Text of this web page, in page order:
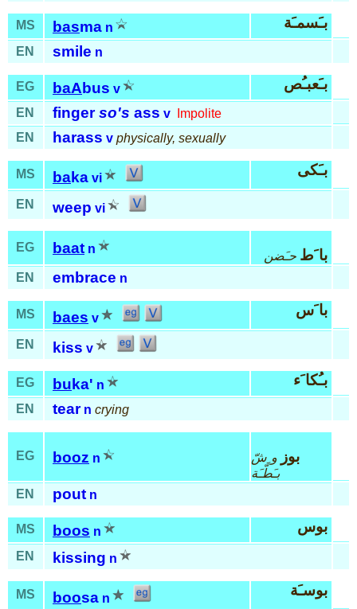
MS basma n بـَسمـَة
EN smile n
EG baAbus v بـَعبـُص
EN fingerso's ass v
Impolite
EN
harass v physically, sexually
MS baka vi بـَكى
EN weep vi
EG baat n با َط حـَضن
EN
embrace n
MS baes v با َس
EN kiss v
EG bu ka' n بـُكا َء
EN tear n crying
EG booz n بوز و ِشّ
بـَطّـَة
EN
pout n
MS boos n بوس
EN kissing n
MS boosa n بوسـَة